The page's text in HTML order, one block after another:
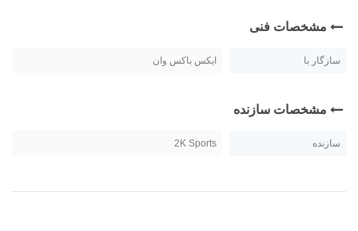
مشخصات فنی
سازگار با ایکس باکس وان
مشخصات سازنده
سازنده 2K Sports